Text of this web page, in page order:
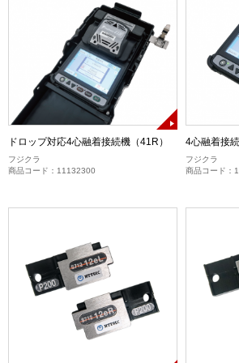
ドロップ対応4心融着接続機（41R）
フジクラ
商品コード：11132300
4心融着接
フジクラ
商品コード：